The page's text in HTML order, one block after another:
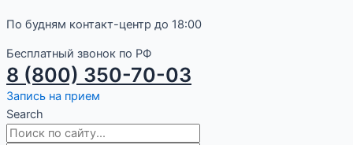
По будням контакт-центр до 18:00
Бесплатный звонок по РФ
8 (800) 350-70-03
Запись на прием
Search